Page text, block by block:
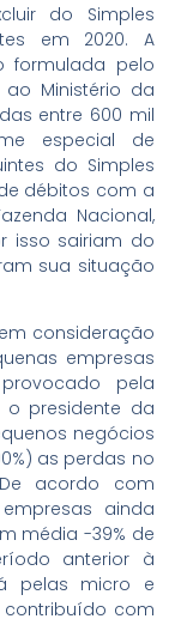
do Simples
em 2020. A
formulada pelo
ao Ministério da
entre 600 mil
especial de
do Simples
débitos com a
Nacional,
isso sairiam do
sua situação
consideração
empresas
pela
o presidente da
negócios
as perdas no
acordo com
ainda
média -39% de
anterior à
pelas micro e
contribuído com